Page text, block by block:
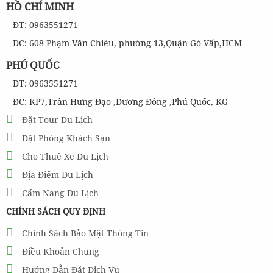
HỒ CHÍ MINH
ĐT: 0963551271
ĐC: 608 Phạm Văn Chiêu, phường 13,Quận Gò Vấp,HCM
PHÚ QUỐC
ĐT: 0963551271
ĐC: KP7,Trần Hưng Đạo ,Dương Đông ,Phú Quốc, KG
Đặt Tour Du Lịch
Đặt Phòng Khách Sạn
Cho Thuê Xe Du Lịch
Địa Điểm Du Lịch
Cẩm Nang Du Lịch
CHÍNH SÁCH QUY ĐỊNH
Chính Sách Bảo Mật Thông Tin
Điều Khoản Chung
Hướng Dẫn Đặt Dịch Vụ